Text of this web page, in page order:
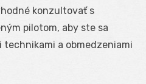
konzultovať s
pilotom, aby ste sa
a obmedzeniami